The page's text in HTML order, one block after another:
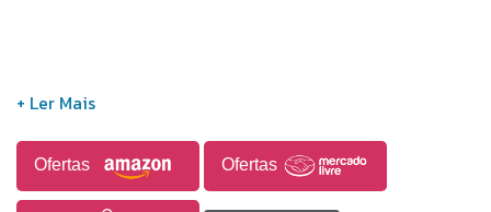
Ofertas Ofertas